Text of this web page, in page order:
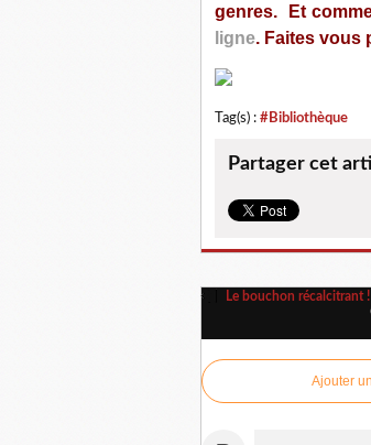
genres. Et
ligne. Faites vous
Tag(s) : #Bibliothèque
Partager cet
Le bouchon récalcitrant !
Ajouter